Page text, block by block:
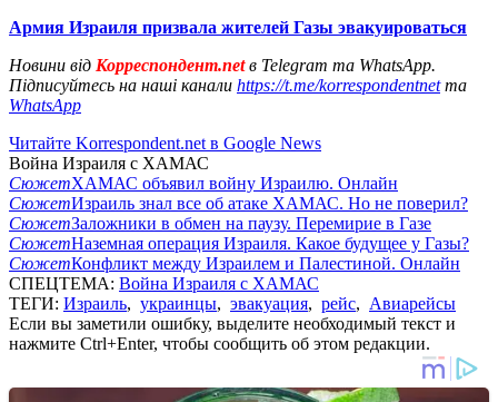
Армия Израиля призвала жителей Газы эвакуироваться
Новини від Корреспондент.netв Telegram та WhatsApp.
Підписуйтесь на наші канали https://t.me/korrespondentnetта
WhatsApp
Читайте Korrespondent.net в Google News
Война Израиля с ХАМАС
СюжетХАМАС объявил войну Израилю. Онлайн
СюжетИзраиль знал все об атаке ХАМАС. Но не поверил?
СюжетЗаложники в обмен на паузу. Перемирие в Газе
СюжетНаземная операция Израиля. Какое будущее у Газы?
СюжетКонфликт между Израилем и Палестиной. Онлайн
СПЕЦТЕМА: Война Израиля с ХАМАС
ТЕГИ: Израиль, украинцы, эвакуация, рейс, Авиарейсы
Если вы заметили ошибку, выделите необходимый текст и
нажмите Ctrl+Enter, чтобы сообщить об этом редакции.